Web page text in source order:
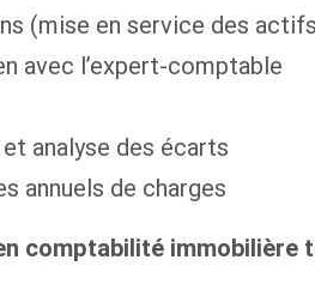
(mise en service des
avec l’expert-comptable
analyse des écarts
annuels de charges
comptabilité immobilière